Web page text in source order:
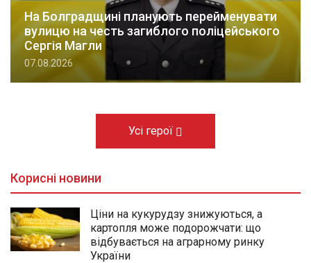
На Болградщині планують перейменувати
вулицю на честь загиблого поліцейського
Сергія Магли
07.08.2026
Усі герої
Корисні новини
Ціни на кукурудзу знижуються, а
картопля може подорожчати: що
відбувається на аграрному ринку
України